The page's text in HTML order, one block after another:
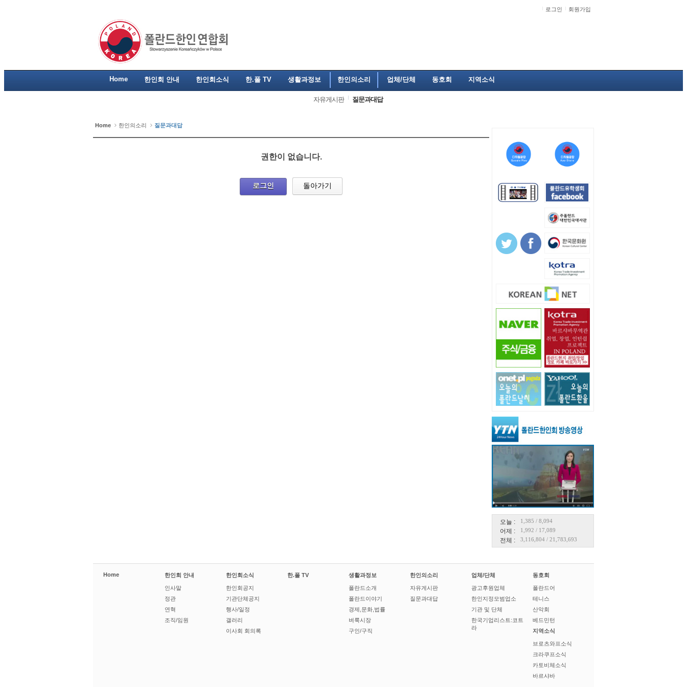
로그인 회원가입
Home 한인회 안내 한인회소식 한.폴 TV 생활과정보 한인의소리 업체/단체 동호회 지역소식
자유게시판 질문과대답
오늘 : 1,385 / 8,094
어제 : 1,992 / 17,089
전체 : 3,116,804 / 21,783,693
Home 한인의소리 질문과대답
권한이 없습니다.
로그인 돌아가기
Home 한인회 안내
인사말
정관
연혁
조직/임원
한인회소식
한인회공지
기관단체공지
행사/일정
갤러리
이사회 회의록
한.폴 TV 생활과정보
폴란드소개
폴란드이야기
경제,문화,법률
벼룩시장
구인/구직
한인의소리
자유게시판
질문과대답
업체/단체
광고후원업체
한인지정모범업소
기관 및 단체
한국기업리스트:코트
라
동호회
폴란드어
테니스
산악회
베드민턴
지역소식
브로츠와프소식
크라쿠프소식
카토비체소식
바르샤바